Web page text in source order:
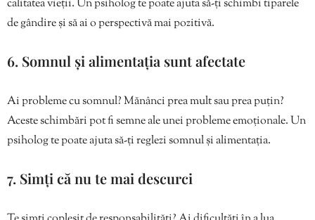
calitatea vieții. Un psiholog te poate ajuta să-ți schimbi tiparele
de gândire și să ai o perspectivă mai pozitivă.
6. Somnul și alimentația sunt afectate
Ai probleme cu somnul? Mănânci prea mult sau prea puțin?
Aceste schimbări pot fi semne ale unei probleme emoționale. Un
psiholog te poate ajuta să-ți reglezi somnul și alimentația.
7. Simți că nu te mai descurci